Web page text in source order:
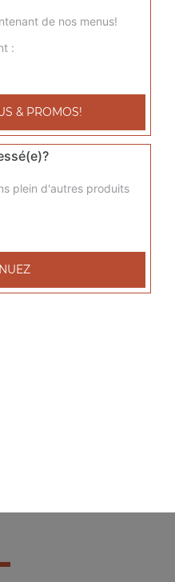
de nos menus!
:
& PROMOS!
plein d'autres produits